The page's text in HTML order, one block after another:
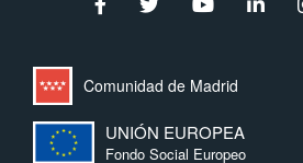
Comunidad de Madrid
UNIÓN EUROPEA
Fondo Social Europeo